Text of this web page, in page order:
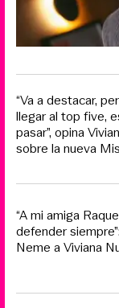
“Va a destacar,
llegar al top five,
pasar”, opina
sobre la nueva
“A mi amiga
defender
Neme a Viviana